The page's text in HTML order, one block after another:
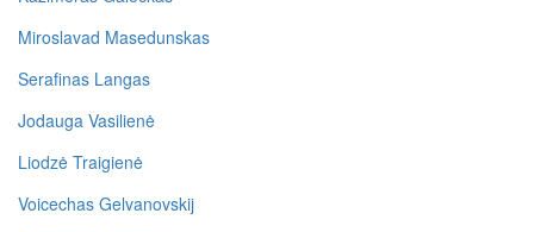
Miroslavad Masedunskas
Serafinas Langas
Jodauga Vasilienė
Liodzė Traigienė
Voicechas Gelvanovskij